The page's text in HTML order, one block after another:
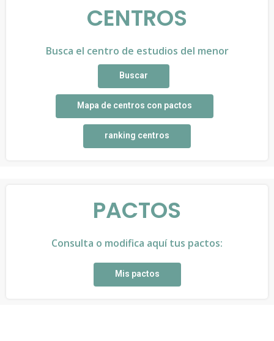
CENTROS
Busca el centro de estudios del menor
Buscar
Mapa de centros con pactos
ranking centros
PACTOS
Consulta o modifica aquí tus pactos:
Mis pactos